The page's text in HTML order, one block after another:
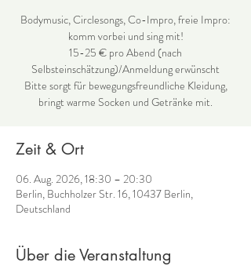
Bodymusic, Circlesongs, Co-Impro, freie Impro:
komm vorbei und sing mit!
15-25 € pro Abend (nach
Selbsteinschätzung)/Anmeldung erwünscht
Bitte sorgt für bewegungsfreundliche Kleidung,
bringt warme Socken und Getränke mit.
Zeit & Ort
06. Aug. 2026, 18:30 – 20:30
Berlin, Buchholzer Str. 16, 10437 Berlin,
Deutschland
Über die Veranstaltung